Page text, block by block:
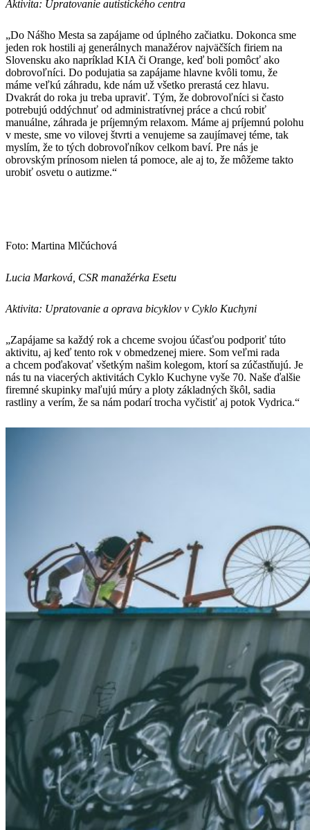
Aktivita: Upratovanie autistického centra
„Do Nášho Mesta sa zapájame od úplného začiatku. Dokonca sme
jeden rok hostili aj generálnych manažérov najväčších firiem na
Slovensku ako napríklad KIA či Orange, keď boli pomôcť ako
dobrovoľníci. Do podujatia sa zapájame hlavne kvôli tomu, že
máme veľkú záhradu, kde nám už všetko prerastá cez hlavu.
Dvakrát do roka ju treba upraviť. Tým, že dobrovoľníci si často
potrebujú oddýchnuť od administratívnej práce a chcú robiť
manuálne, záhrada je príjemným relaxom. Máme aj príjemnú polohu
v meste, sme vo vilovej štvrti a venujeme sa zaujímavej téme, tak
myslím, že to tých dobrovoľníkov celkom baví. Pre nás je
obrovským prínosom nielen tá pomoce, ale aj to, že môžeme takto
urobiť osvetu o autizme.“
Foto: Martina Mlčúchová
Lucia Marková, CSR manažérka Esetu
Aktivita: Upratovanie a oprava bicyklov v Cyklo Kuchyni
„Zapájame sa každý rok a chceme svojou účasťou podporiť túto
aktivitu, aj keď tento rok v obmedzenej miere. Som veľmi rada
a chcem poďakovať všetkým našim kolegom, ktorí sa zúčastňujú. Je
nás tu na viacerých aktivitách Cyklo Kuchyne vyše 70. Naše ďalšie
firemné skupinky maľujú múry a ploty základných škôl, sadia
rastliny a verím, že sa nám podarí trocha vyčistiť aj potok Vydrica.“